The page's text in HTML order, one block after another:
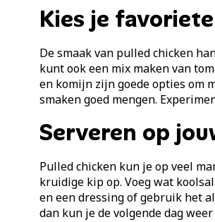
Kies je
De smaak van pulled chicken
kunt ook een mix maken van
en komijn zijn goede opties om
smaken goed mengen.
Serveren op
Pulled chicken kun je op veel
kruidige kip op. Voeg wat
en een dressing of gebruik het
dan kun je de volgende dag